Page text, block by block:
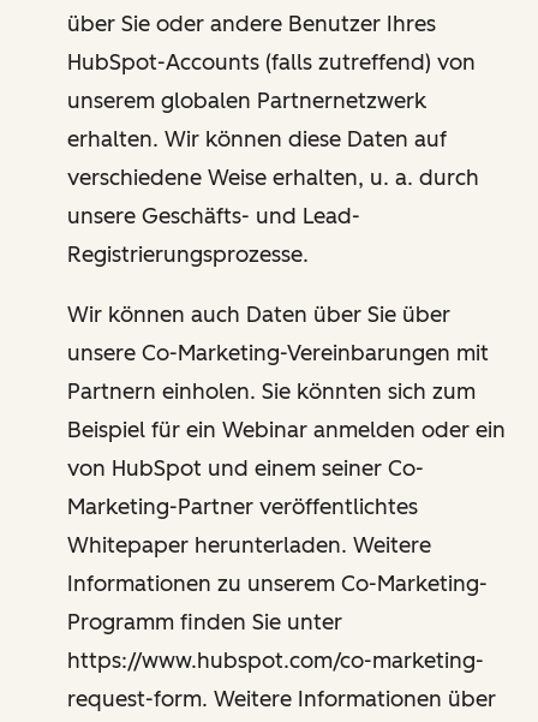
über Sie oder andere Benutzer Ihres
HubSpot-Accounts (falls zutreffend) von
unserem globalen Partnernetzwerk
erhalten. Wir können diese Daten auf
verschiedene Weise erhalten, u. a. durch
unsere Geschäfts- und Lead-
Registrierungsprozesse.
Wir können auch Daten über Sie über
unsere Co-Marketing-Vereinbarungen mit
Partnern einholen. Sie könnten sich zum
Beispiel für ein Webinar anmelden oder ein
von HubSpot und einem seiner Co-
Marketing-Partner veröffentlichtes
Whitepaper herunterladen. Weitere
Informationen zu unserem Co-Marketing-
Programm finden Sie unter
https://www.hubspot.com/co-marketing-
request-form. Weitere Informationen über